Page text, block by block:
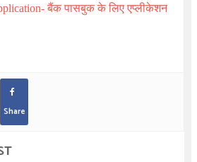
बैंक पासबुक के लिए एप्लीकेशन
Share